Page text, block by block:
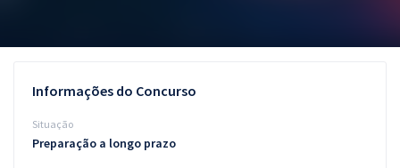
Blog
Informações do Concurso
Situação
Preparação a longo prazo